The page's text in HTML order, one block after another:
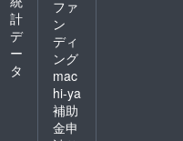
計
デ
ー
タ
ファ
ン
ディ
ング
mac
hi-ya
補助
金申